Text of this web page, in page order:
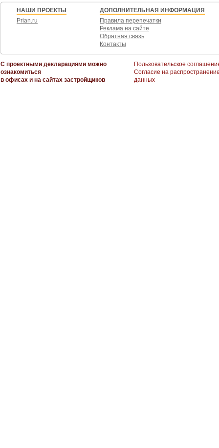
НАШИ ПРОЕКТЫ
Prian.ru
ДОПОЛНИТЕЛЬНАЯ ИНФОРМАЦИЯ
Правила перепечатки
Реклама на сайте
Обратная связь
Контакты
С проектными декларациями можно
ознакомиться
в офисах и на сайтах застройщиков
Пользовательское
Согласие на
данных